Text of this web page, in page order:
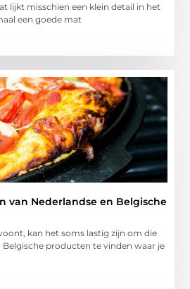
lijkt misschien een klein detail in het
een goede mat
van Nederlandse en Belgische
kan het soms lastig zijn om die
Belgische producten te vinden waar je